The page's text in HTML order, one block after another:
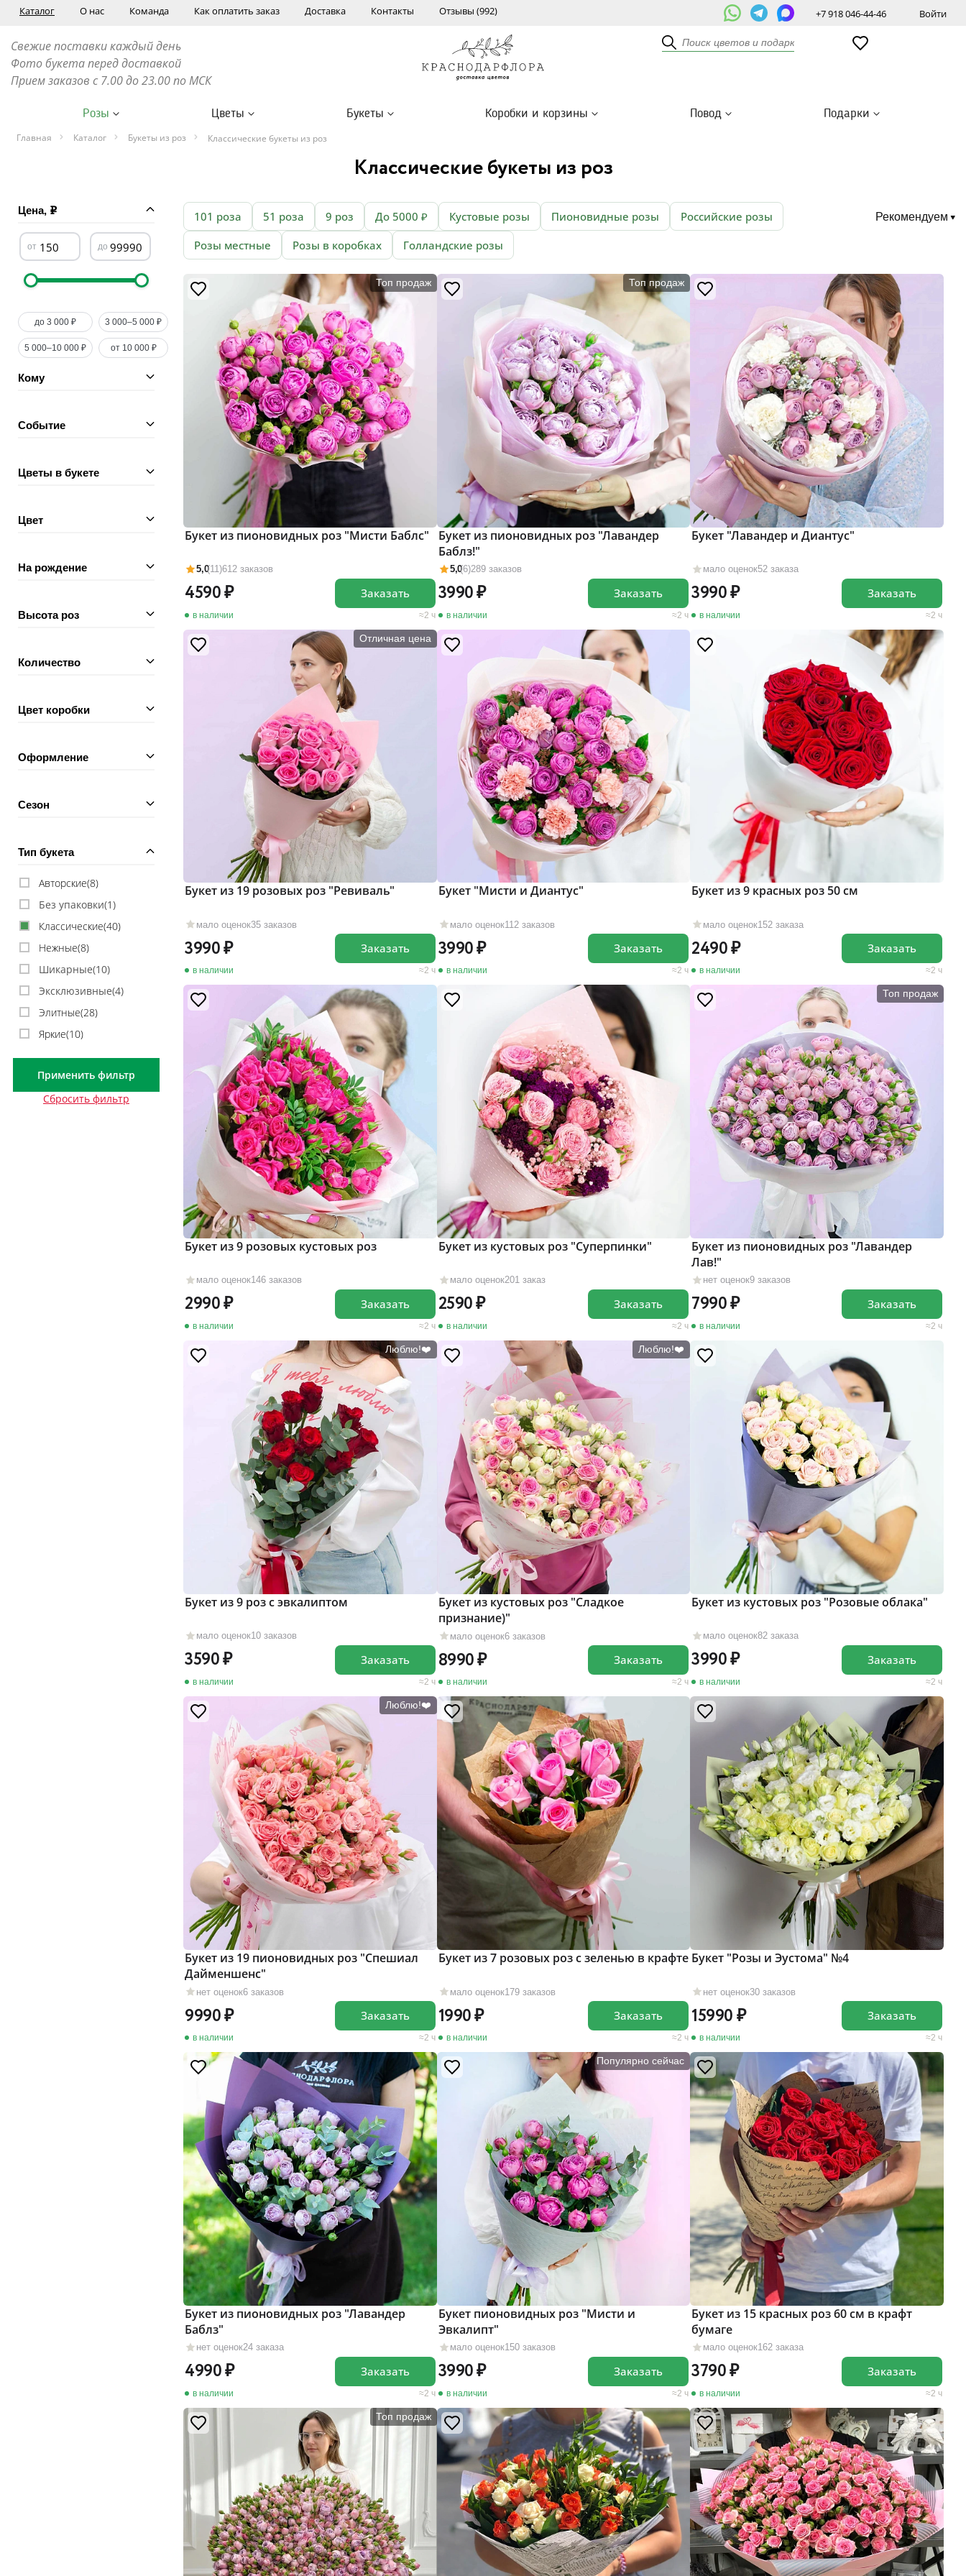
Каталог О нас Команда Как оплатить заказ Доставка Контакты Отзывы (992) +7 918 046-44-46 Войти
Свежие поставки каждый день
Фото букета перед доставкой
Прием заказов с 7.00 до 23.00 по МСК
Розы Цветы Букеты Коробки и корзины Повод Подарки
Главная Каталог Букеты из роз Классические букеты из роз
Классические букеты из роз
Цена,
до 3 000 ₽ 3 000–5 000 ₽
5 000–10 000 ₽ от 10 000 ₽
Кому
Событие
Цветы в букете
Цвет
На рождение
Высота роз
Количество
Цвет коробки
Оформление
Сезон
Тип букета
Авторские(8)
Без упаковки(1)
Классические(40)
Нежные(8)
Шикарные(10)
Эксклюзивные(4)
Элитные(28)
Яркие(10)
Применить фильтр
Сбросить фильтр
101 роза 51 роза 9 роз До 5000 ₽ Кустовые розы Пионовидные розы
Российские розы
Розы местные
Розы в коробках Голландские розы
Рекомендуем
Топ продаж
5,0(11)612 заказов
Букет из пионовидных роз "Мисти Баблс"
4590
в наличии 2 ч
Заказать
Топ продаж
5,0(6)289 заказов
Букет из пионовидных роз "Лавандер
Баблз!"
3990
в наличии 2 ч
Заказать
мало оценок52 заказа
Букет "Лавандер и Диантус"
3990
в наличии 2 ч
Заказать
Отличная цена
мало оценок35 заказов
Букет из 19 розовых роз "Ревиваль"
3990
в наличии 2 ч
Заказать
мало оценок112 заказов
Букет "Мисти и Диантус"
3990
в наличии 2 ч
Заказать
мало оценок152 заказа
Букет из 9 красных роз 50 см
2490
в наличии 2 ч
Заказать
мало оценок146 заказов
Букет из 9 розовых кустовых роз
2990
в наличии 2 ч
Заказать
мало оценок201 заказ
Букет из кустовых роз "Суперпинки"
2590
в наличии 2 ч
Заказать
Топ продаж
нет оценок9 заказов
Букет из пионовидных роз "Лавандер
Лав!"
7990
в наличии 2 ч
Заказать
Люблю!❤️
мало оценок10 заказов
Букет из 9 роз с эвкалиптом
3590
в наличии 2 ч
Заказать
Люблю!❤️
мало оценок6 заказов
Букет из кустовых роз "Сладкое
признание)"
8990
в наличии 2 ч
Заказать
мало оценок82 заказа
Букет из кустовых роз "Розовые облака"
3990
в наличии 2 ч
Заказать
Люблю!❤️
нет оценок6 заказов
Букет из 19 пионовидных роз "Спешиал
Дайменшенс"
9990
в наличии 2 ч
Заказать
мало оценок179 заказов
Букет из 7 розовых роз c зеленью в крафте
1990
в наличии 2 ч
Заказать
нет оценок30 заказов
Букет "Розы и Эустома" №4
15990
в наличии 2 ч
Заказать
нет оценок24 заказа
Букет из пионовидных роз "Лавандер
Баблз"
4990
в наличии 2 ч
Заказать
Популярно сейчас
мало оценок150 заказов
Букет пионовидных роз "Мисти и
Эвкалипт"
3990
в наличии 2 ч
Заказать
мало оценок162 заказа
Букет из 15 красных роз 60 см в крафт
бумаге
3790
в наличии 2 ч
Заказать
Топ продаж